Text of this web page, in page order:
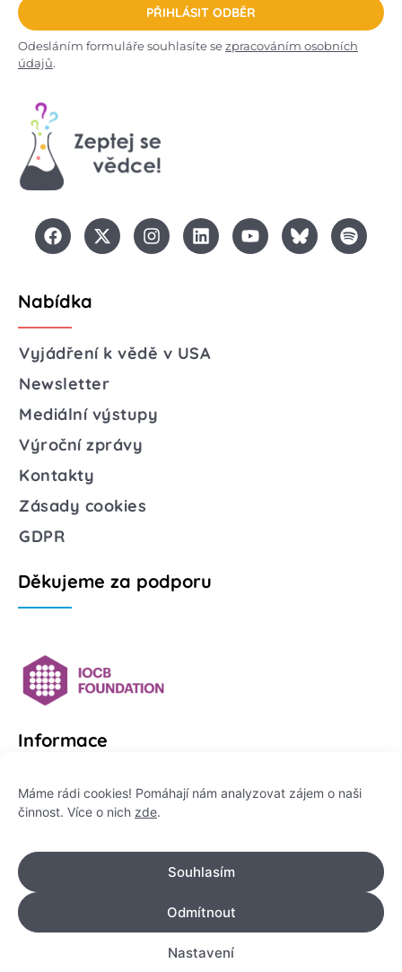
Máme rádi cookies! Pomáhají nám analyzovat zájem o naši
činnost. Více o nich zde.
Souhlasím
Odmítnout
Nastavení
PŘIHLÁSIT ODBĚR
Odesláním formuláře souhlasíte sezpracováním osobních
údajů.
Nabídka
Vyjádření k vědě v USA
Newsletter
Mediální výstupy
Výroční zprávy
Kontakty
Zásady cookies
GDPR
Děkujeme za podporu
Informace
Platformu Zeptej se vědce provozuje:
IČO: 178 47 389
Flemingovo náměstí 542/2,
Dejvice, 160 00 Praha 6
info@zeptejsevedce.cz